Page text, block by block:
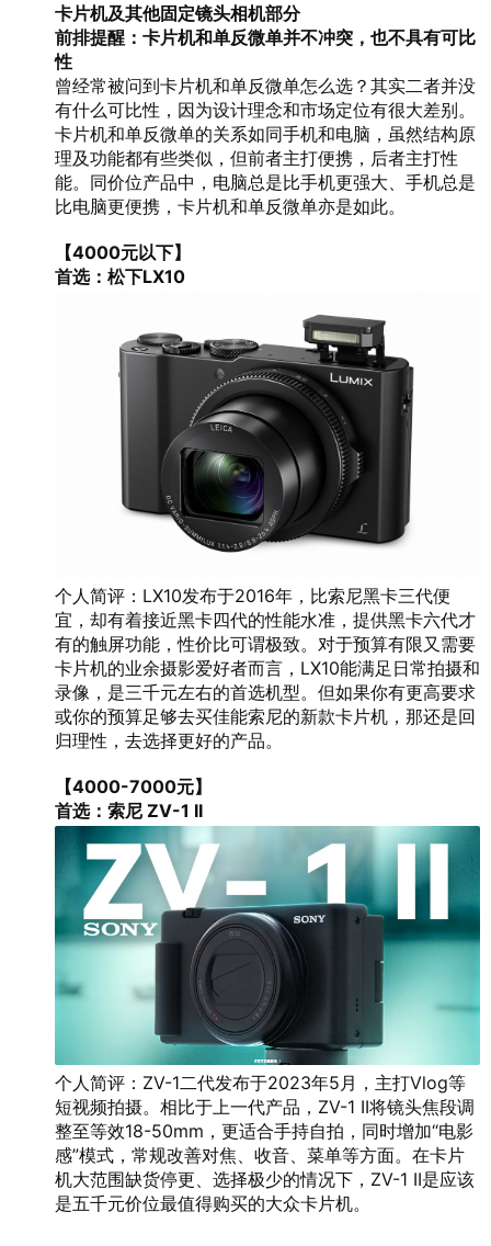
卡片机及其他固定镜头相机部分
前排提醒：卡片机和单反微单并不冲突，也不具有可比
性
曾经常被问到卡片机和单反微单怎么选？其实二者并没
有什么可比性，因为设计理念和市场定位有很大差别。
卡片机和单反微单的关系如同手机和电脑，虽然结构原
理及功能都有些类似，但前者主打便携，后者主打性
能。同价位产品中，电脑总是比手机更强大、手机总是
比电脑更便携，卡片机和单反微单亦是如此。
【4000元以下】
首选：松下LX10
个人简评：LX10发布于2016年，比索尼黑卡三代便
宜，却有着接近黑卡四代的性能水准，提供黑卡六代才
有的触屏功能，性价比可谓极致。对于预算有限又需要
卡片机的业余摄影爱好者而言，LX10能满足日常拍摄和
录像，是三千元左右的首选机型。但如果你有更高要求
或你的预算足够去买佳能索尼的新款卡片机，那还是回
归理性，去选择更好的产品。
【4000-7000元】
首选：索尼 ZV-1 II
个人简评：ZV-1二代发布于2023年5月，主打Vlog等
短视频拍摄。相比于上一代产品，ZV-1 II将镜头焦段调
整至等效18-50mm，更适合手持自拍，同时增加“电影
感”模式，常规改善对焦、收音、菜单等方面。在卡片
机大范围缺货停更、选择极少的情况下，ZV-1 II是应该
是五千元价位最值得购买的大众卡片机。